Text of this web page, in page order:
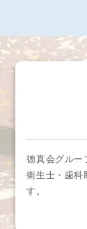
徳真会グルー
衛生士・歯科
す。